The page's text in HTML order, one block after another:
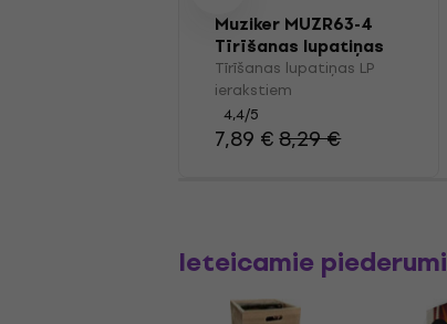
Muziker MUZR63-4
Tīrīšanas lupatiņas
LP ierakstiem
Tīrīšanas lupatiņas LP
ierakstiem
4,4/5
7,89 €8,29 €
Ieteicamie piederumi